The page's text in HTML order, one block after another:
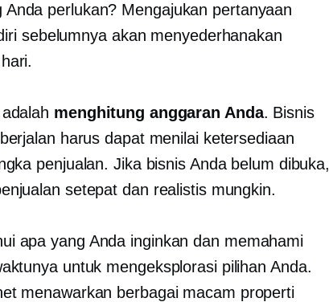
Anda perlukan? Mengajukan pertanyaan
sebelumnya akan menyederhanakan
menghitung anggaran Anda. Bisnis
harus dapat menilai ketersediaan
penjualan. Jika bisnis Anda belum dibuka,
setepat dan realistis mungkin.
apa yang Anda inginkan dan memahami
untuk mengeksplorasi pilihan Anda.
menawarkan berbagai macam properti